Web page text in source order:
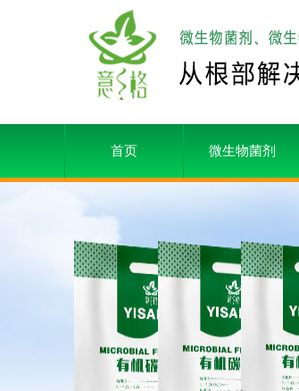
首页 微生物菌剂